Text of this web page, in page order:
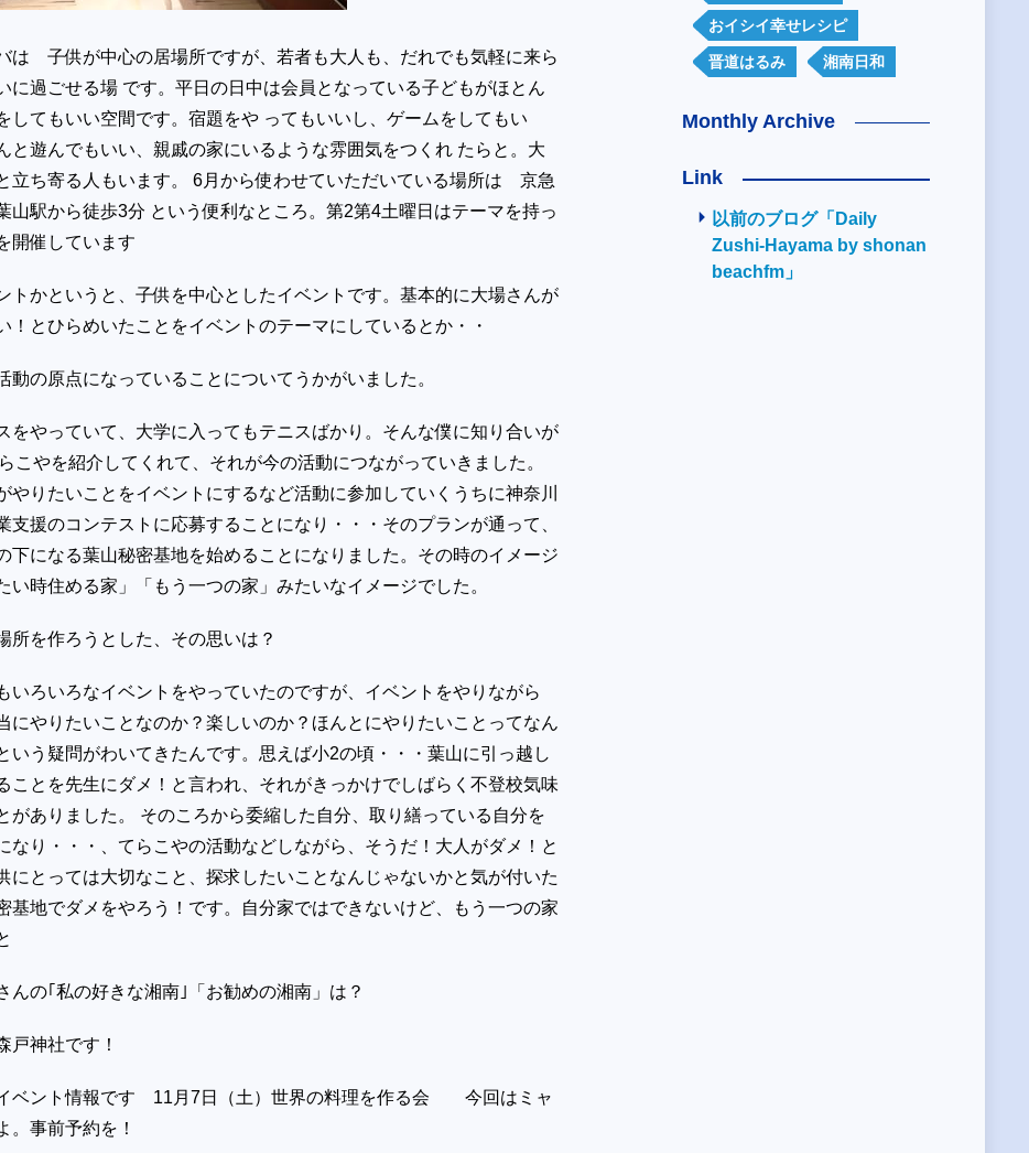
は 子供が中心の居場所ですが、若者も大人も、だれでも気軽に来ら
に過ごせる場 です。平日の日中は会員となっている子どもがほとん
してもいい空間です。宿題をや ってもいいし、ゲームをしてもい
と遊んでもいい、親戚の家にいるような雰囲気をつくれ たらと。大
立ち寄る人もいます。 6月から使わせていただいている場所は 京急
山駅から徒歩3分 という便利なところ。第2第4土曜日はテーマを持っ
開催しています
トかというと、子供を中心としたイベントです。基本的に大場さんが
！とひらめいたことをイベントのテーマにしているとか・・
動の原点になっていることについてうかがいました。
をやっていて、大学に入ってもテニスばかり。そんな僕に知り合いが
こやを紹介してくれて、それが今の活動につながっていきました。
やりたいことをイベントにするなど活動に参加していくうちに神奈川
支援のコンテストに応募することになり・・・そのプランが通って、
下になる葉山秘密基地を始めることになりました。その時のイメージ
い時住める家」「もう一つの家」みたいなイメージでした。
所を作ろうとした、その思いは？
いろいろなイベントをやっていたのですが、イベントをやりながら
にやりたいことなのか？楽しいのか？ほんとにやりたいことってなん
いう疑問がわいてきたんです。思えば小2の頃・・・葉山に引っ越し
ことを先生にダメ！と言われ、それがきっかけでしばらく不登校気味
がありました。 そのころから委縮した自分、取り繕っている自分を
なり・・・、てらこやの活動などしながら、そうだ！大人がダメ！と
にとっては大切なこと、探求したいことなんじゃないかと気が付いた
基地でダメをやろう！です。自分家ではできないけど、もう一つの家
んの｢私の好きな湘南｣「お勧めの湘南」は？
神社です！
ベント情報です 11月7日（土）世界の料理を作る会 今回はミャ
。事前予約を！
おイシイ幸せレシピ
晋道はるみ 湘南日和
Monthly Archive
Link
以前のブログ「Daily
Zushi-Hayama by shonan
beachfm」